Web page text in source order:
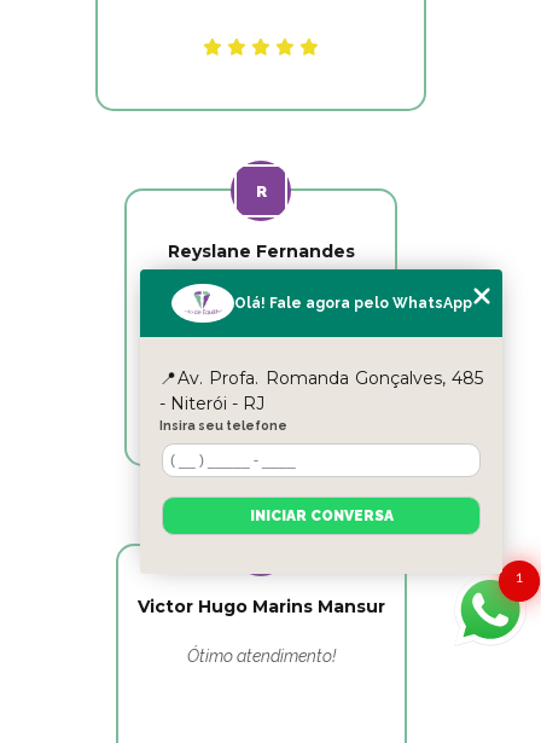
Reyslane Fernandes
Excelente equipe!!
Victor Hugo Marins Mansur
Ótimo atendimento!
1
Olá! Fale agora pelo WhatsApp
📍Av. Profa. Romanda Gonçalves, 485
- Niterói - RJ
Insira seu telefone
INICIAR CONVERSA